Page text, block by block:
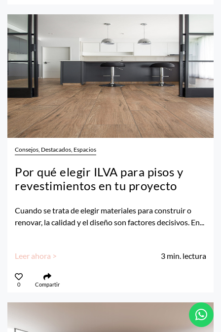
Consejos, Destacados, Espacios
Por qué elegir ILVA para pisos y
revestimientos en tu proyecto
Cuando se trata de elegir materiales para construir o
renovar, la calidad y el diseño son factores decisivos. En...
Leer ahora > 3 min. lectura
0 Compartir